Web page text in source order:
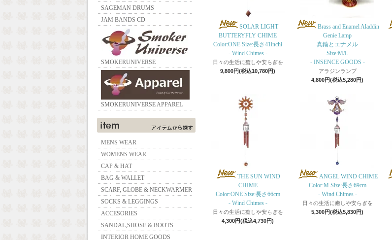
SAGEMAN DRUMS
JAM BANDS CD
SMOKERUNIVERSE
SMOKERUNIVERSE APPAREL
MENS WEAR
WOMENS WEAR
CAP & HAT
BAG & WALLET
SCARF, GLOBE & NECKWARMER
SOCKS & LEGGINGS
ACCESORIES
SANDAL,SHOSE & BOOTS
INTERIOR HOME GOODS
SOLAR LIGHT
BUTTERYFLY CHIME
Color:ONE Size:長さ41inchi
- Wind Chimes -
日々の生活に癒しや安らぎを
9,800円(税込10,780円)
Brass and Enamel Aladdin
Genie Lamp
真鍮とエナメル
Size:M/L
- INSENCE GOODS -
アラジンランプ
4,800円(税込5,280円)
THE SUN WIND
CHIME
Color:ONE Size:長さ66cm
- Wind Chimes -
日々の生活に癒しや安らぎを
4,300円(税込4,730円)
ANGEL WIND CHIME
Color:M Size:長さ69cm
- Wind Chimes -
日々の生活に癒しや安らぎを
5,300円(税込5,830円)